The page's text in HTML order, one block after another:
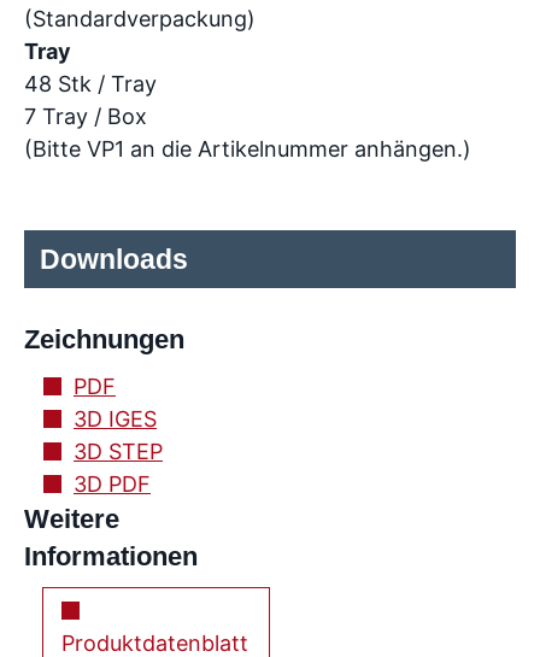
(Standardverpackung)
Tray
48 Stk / Tray
7 Tray / Box
(Bitte VP1 an die Artikelnummer anhängen.)
Downloads
Zeichnungen
PDF
3D IGES
3D STEP
3D PDF
Weitere
Informationen
Produktdatenblatt